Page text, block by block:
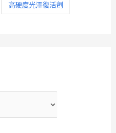
高硬度光澤復活劑